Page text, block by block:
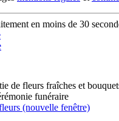
en moins de 30
de fleurs fraîches et
funéraire
(nouvelle fenêtre)